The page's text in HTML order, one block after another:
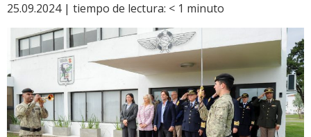
25.09.2024 | tiempo de lectura: < 1 minuto